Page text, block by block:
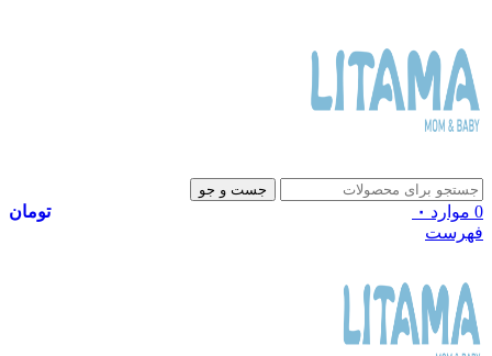
جست و جو
0 موارد ۰
تومان
فهرست